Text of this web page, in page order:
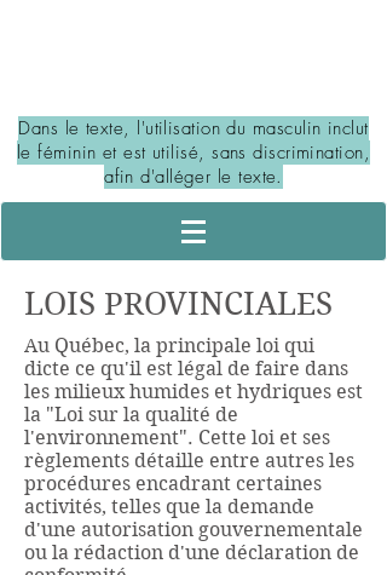
Dans le texte, l'utilisation du masculin inclut
le féminin et est utilisé, sans discrimination,
afin d'alléger le texte.
LOIS PROVINCIALES
Au Québec, la principale loi qui
dicte ce qu'il est légal de faire dans
les milieux humides et hydriques est
la "Loi sur la qualité de
l'environnement". Cette loi et ses
règlements détaille entre autres les
procédures encadrant certaines
activités, telles que la demande
d'une autorisation gouvernementale
ou la rédaction d'une déclaration de